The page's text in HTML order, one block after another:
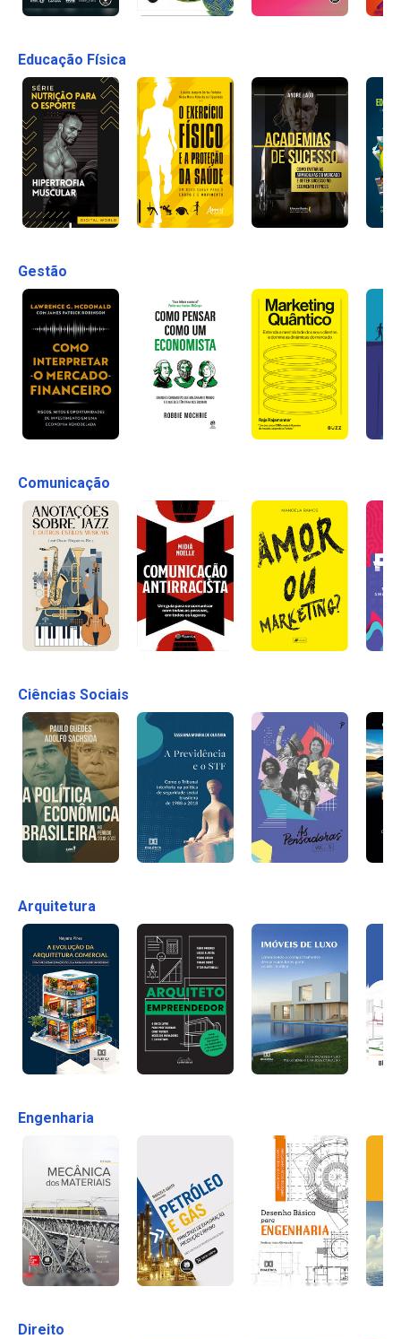
Educação Física
Gestão
Comunicação
Ciências Sociais
Arquitetura
Engenharia
Direito